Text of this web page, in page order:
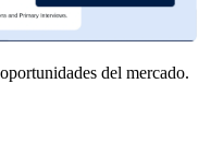
del mercado.